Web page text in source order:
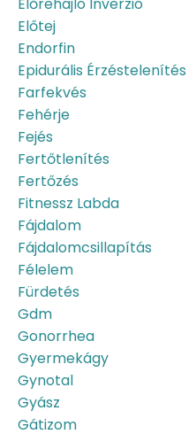
Előtej
Endorfin
Epidurális Érzéstelenítés
Farfekvés
Fehérje
Fejés
Fertőtlenítés
Fertőzés
Fitnessz Labda
Fájdalom
Fájdalomcsillapítás
Félelem
Fürdetés
Gdm
Gonorrhea
Gyermekágy
Gynotal
Gyász
Gátizom